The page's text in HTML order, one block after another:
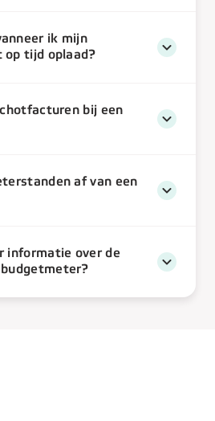
ik mijn
op tijd oplaad?
bij een
af van een
informatie over de